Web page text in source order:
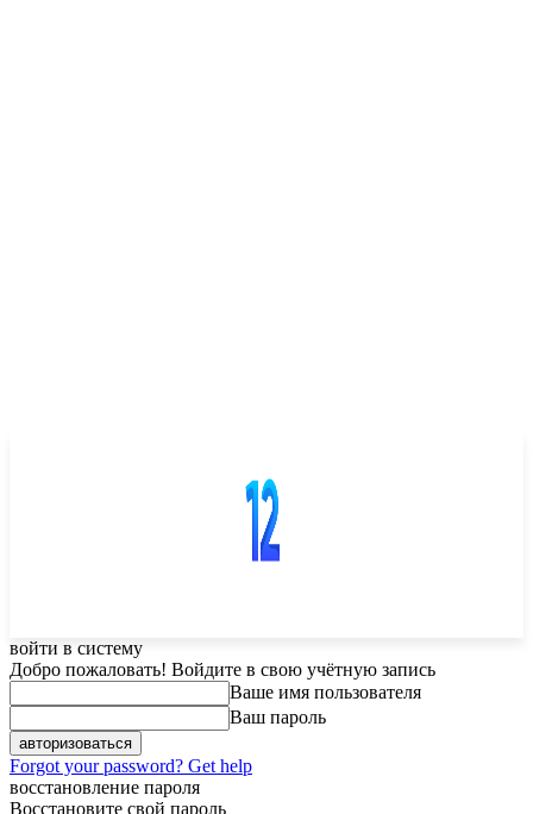
войти в систему
Добро пожаловать! Войдите в свою учётную запись
Ваше имя пользователя
Ваш пароль
Forgot your password? Get help
восстановление пароля
Восстановите свой пароль